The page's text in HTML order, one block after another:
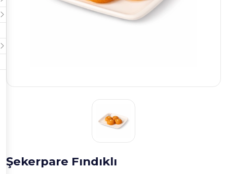
Şekerpare Fındıklı